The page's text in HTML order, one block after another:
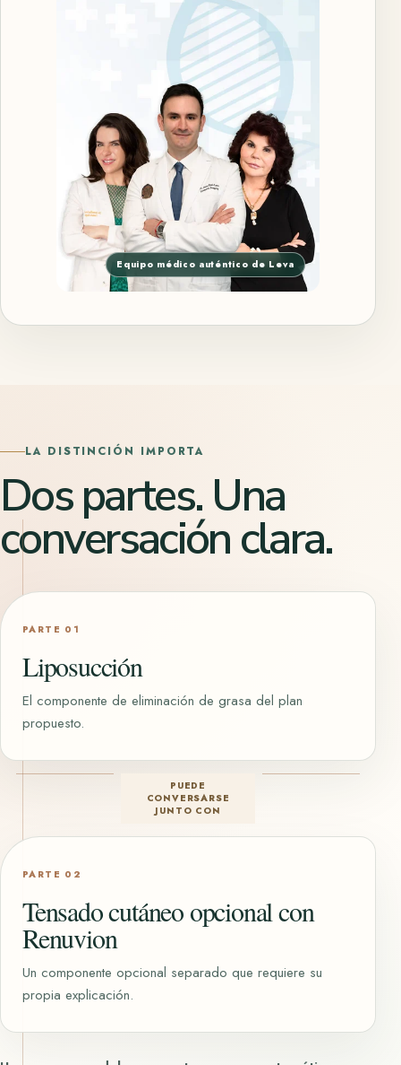
Equipo médico auténtico de Leva
LA DISTINCIÓN IMPORTA
Dos partes. Una
conversación clara.
PARTE 01
Liposucción
El componente de eliminación de grasa del plan
propuesto.
PUEDE
CONVERSARSE
JUNTO CON
PARTE 02
Tensado cutáneo opcional con
Renuvion
Un componente opcional separado que requiere su
propia explicación.